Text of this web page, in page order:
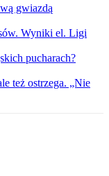
gwiazdą
Wyniki el. Ligi
pucharach?
też ostrzega. „Nie